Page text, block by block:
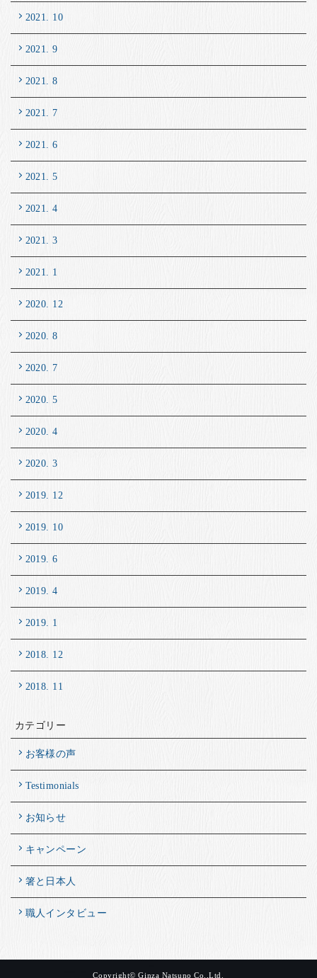
2021. 10
2021. 9
2021. 8
2021. 7
2021. 6
2021. 5
2021. 4
2021. 3
2021. 1
2020. 12
2020. 8
2020. 7
2020. 5
2020. 4
2020. 3
2019. 12
2019. 10
2019. 6
2019. 4
2019. 1
2018. 12
2018. 11
カテゴリー
お客様の声
Testimonials
お知らせ
キャンペーン
箸と日本人
職人インタビュー
Copyright© Ginza Natsuno Co.,Ltd.